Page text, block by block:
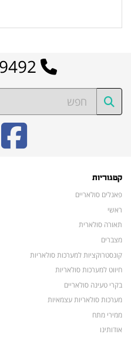
קטגוריות
פאנלים סולאריים
ראשי
תאורה סולארית
מצברים
קונסטרוקציות למערכות סולאריות
חיווט למערכות סולאריות
בקרי טעינה סולאריים
מערכות סולאריות עצמאיות
ממירי מתח
אודותינו